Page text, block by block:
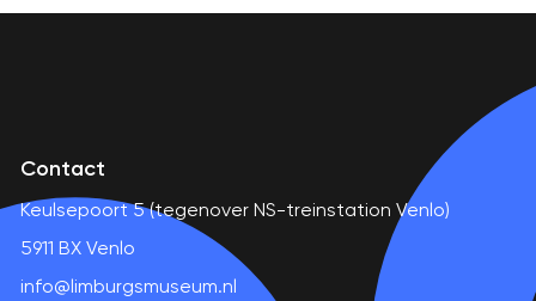
Contact
Keulsepoort 5 (tegenover NS-treinstation Venlo)
5911 BX Venlo
info@limburgsmuseum.nl